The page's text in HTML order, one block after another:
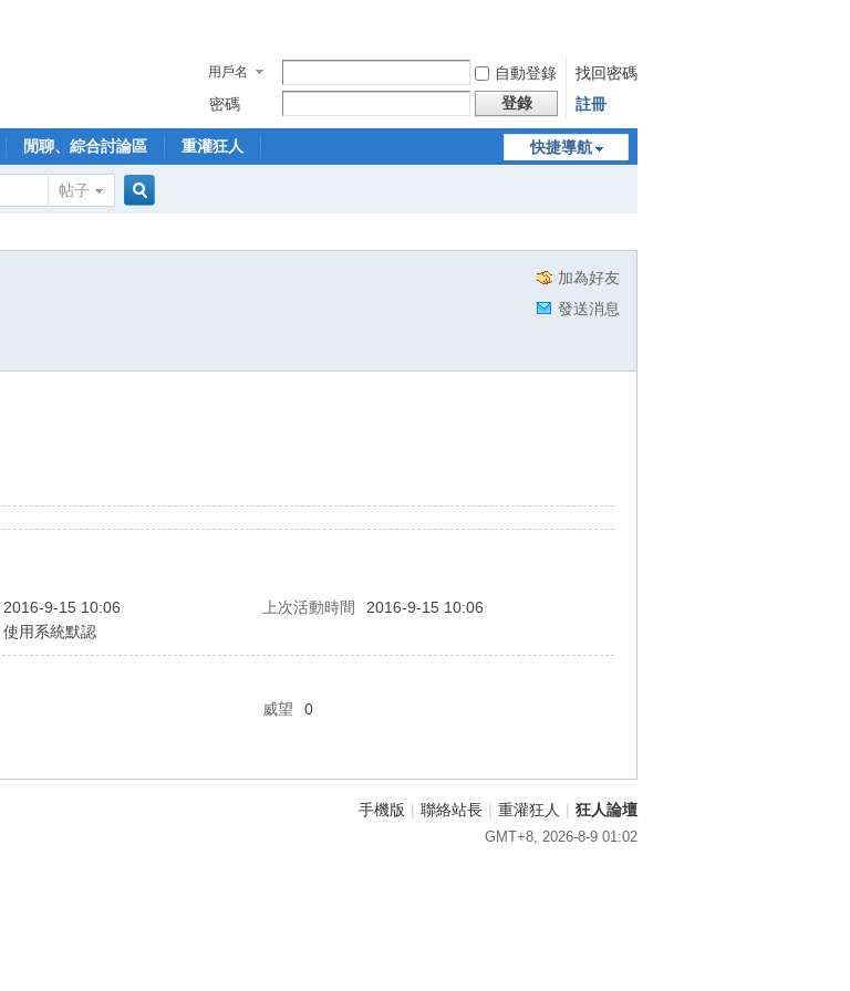
用戶名 自動登錄
找回密碼
密碼
登錄 註冊
快捷導航
閒聊、綜合討論區 重灌狂人
帖子
加為好友
發送消息
2016-9-15 10:06 上次活動時間
2016-9-15 10:06
使用系統默認
威望
0
手機版 | 聯絡站長 | 重灌狂人 | 狂人論壇
GMT+8, 2026-8-9 01:02